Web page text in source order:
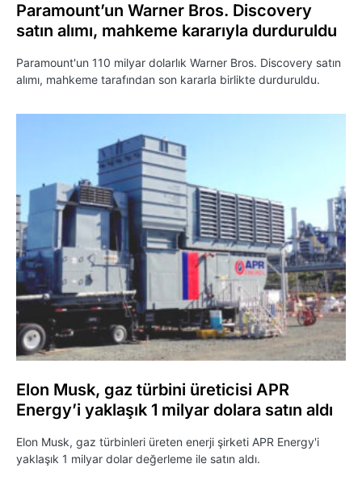
Paramount’un Warner Bros. Discovery
satın alımı, mahkeme kararıyla durduruldu
Paramount'un 110 milyar dolarlık Warner Bros. Discovery satın
alımı, mahkeme tarafından son kararla birlikte durduruldu.
Elon Musk, gaz türbini üreticisi APR
Energy’i yaklaşık 1 milyar dolara satın aldı
Elon Musk, gaz türbinleri üreten enerji şirketi APR Energy'i
yaklaşık 1 milyar dolar değerleme ile satın aldı.